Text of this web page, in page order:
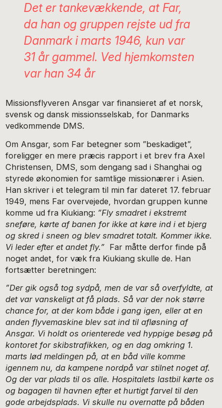
Det er tankevækkende, at Far,
da han og gruppen rejste ud fra
Danmark i marts 1946, kun var
31 år gammel. Ved hjemkomsten
var han 34 år
Missionsflyveren Ansgar var finansieret af et norsk,
svensk og dansk missionsselskab, for Danmarks
vedkommende DMS.
Om Ansgar, som Far betegner som ”beskadiget”,
foreligger en mere præcis rapport i et brev fra Axel
Christensen, DMS, som dengang sad i Shanghai og
styrede økonomien for samtlige missionærer i Asien.
Han skriver i et telegram til min far dateret 17. februar
1949, mens Far overvejede, hvordan gruppen kunne
komme ud fra Kiukiang: ”Fly smadret i ekstremt
sneføre, kørte af banen for ikke at køre ind i et bjerg
og skred i sneen og blev smadret totalt. Kommer ikke.
Vi leder efter et andet fly.” Far måtte derfor finde på
noget andet, for væk fra Kiukiang skulle de. Han
fortsætter beretningen:
”Der gik også tog sydpå, men de var så overfyldte, at
det var vanskeligt at få plads. Så var der nok større
chance for, at der kom både i gang igen, eller at en
anden flyvemaskine blev sat ind til afløsning af
Ansgar. Vi holdt os orienterede ved hyppige besøg på
kontoret for skibstrafikken, og en dag omkring 1.
marts lød meldingen på, at en båd ville komme
igennem nu, da kampene nordpå var stilnet noget af.
Og der var plads til os alle. Hospitalets lastbil kørte os
og bagagen til havnen efter et hurtigt farvel til den
gode arbejdsplads. Vi skulle nu overnatte på båden